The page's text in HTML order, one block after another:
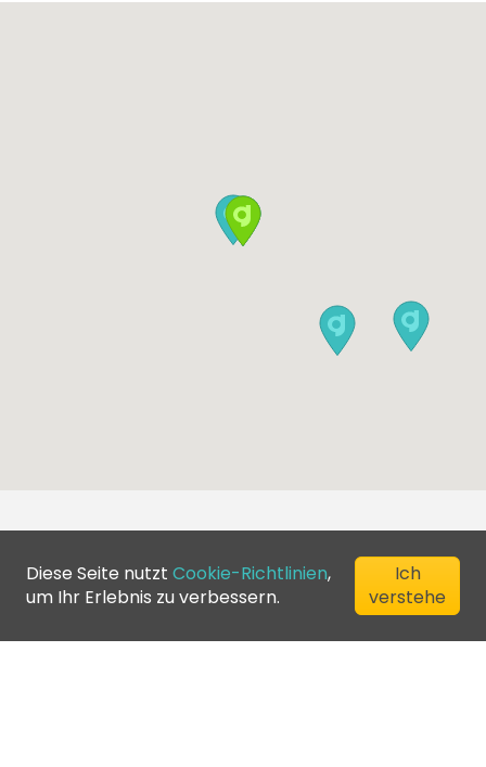
©2026Greenfee365 Europe AB.
Diese Seite nutzt Cookie-Richtlinien,
um Ihr Erlebnis zu verbessern.
Ich
verstehe